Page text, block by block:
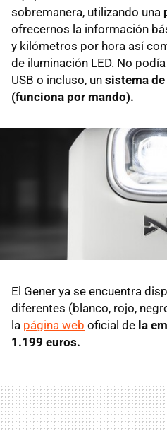
sobremanera, utilizando una
ofrecernos la información
y kilómetros por hora así
de iluminación LED. No
USB o incluso, un sistema
(funciona por mando).
El Gener ya se encuentra
diferentes (blanco, rojo,
la página web oficial de la
1.199 euros.